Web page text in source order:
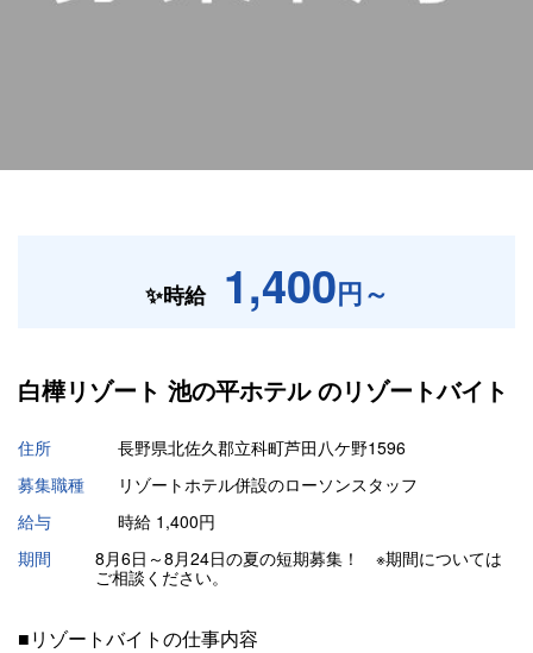
✨時給 1,400円～
白樺リゾート 池の平ホテル のリゾートバイト
住所
長野県北佐久郡立科町芦田八ケ野1596
募集職種
リゾートホテル併設のローソンスタッフ
給与
時給 1,400円
期間
8月6日～8月24日の夏の短期募集！ ※期間については
ご相談ください。
■リゾートバイトの仕事内容